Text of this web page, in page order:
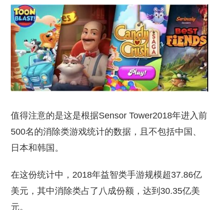
值得注意的是这是根据Sensor Tower2018年进入前
500名的消除类游戏统计的数据，且不包括中国、
日本和韩国。
在这份统计中，2018年益智类手游规模超37.86亿
美元，其中消除类占了八成份额，达到30.35亿美
元。